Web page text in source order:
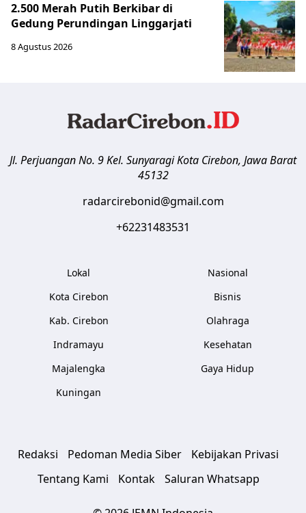
2.500 Merah Putih Berkibar di
Gedung Perundingan Linggarjati
8 Agustus 2026
Jl. Perjuangan No. 9 Kel. SunyaragiKota Cirebon, Jawa Barat
45132
radarcirebonid@gmail.com
+62231483531
Lokal
Kota Cirebon
Kab. Cirebon
Indramayu
Majalengka
Kuningan
Nasional
Bisnis
Olahraga
Kesehatan
Gaya Hidup
Redaksi Pedoman Media Siber
Kebijakan Privasi
Tentang Kami
Kontak Saluran Whatsapp